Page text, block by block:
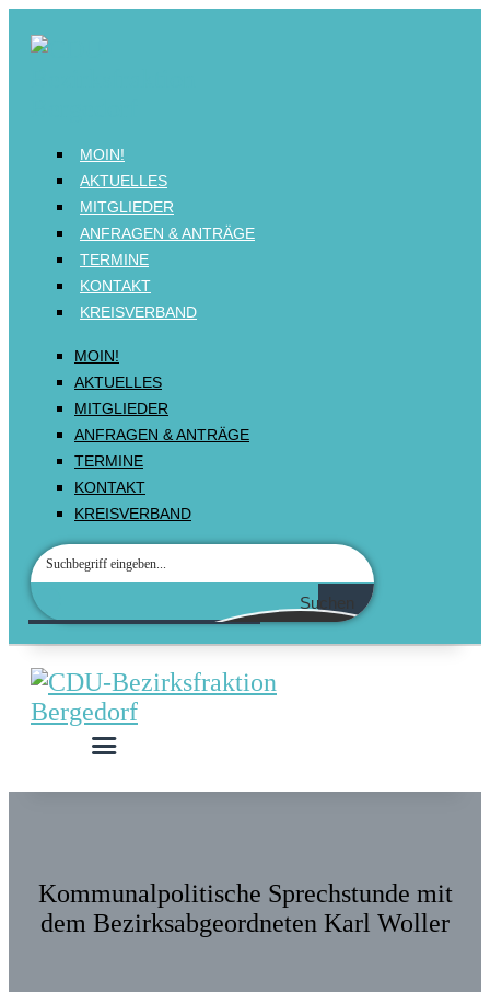
MOIN!
AKTUELLES
MITGLIEDER
ANFRAGEN & ANTRÄGE
TERMINE
KONTAKT
KREISVERBAND
MOIN!
AKTUELLES
MITGLIEDER
ANFRAGEN & ANTRÄGE
TERMINE
KONTAKT
KREISVERBAND
Suchen
Kommunalpolitische Sprechstunde mit
dem Bezirksabgeordneten Karl Woller